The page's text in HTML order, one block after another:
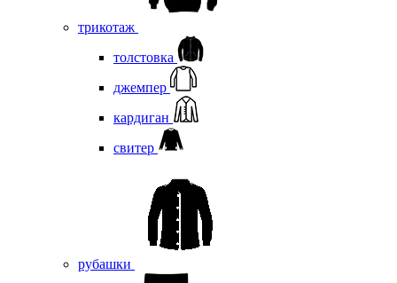
трикотаж
толстовка
джемпер
кардиган
свитер
рубашки